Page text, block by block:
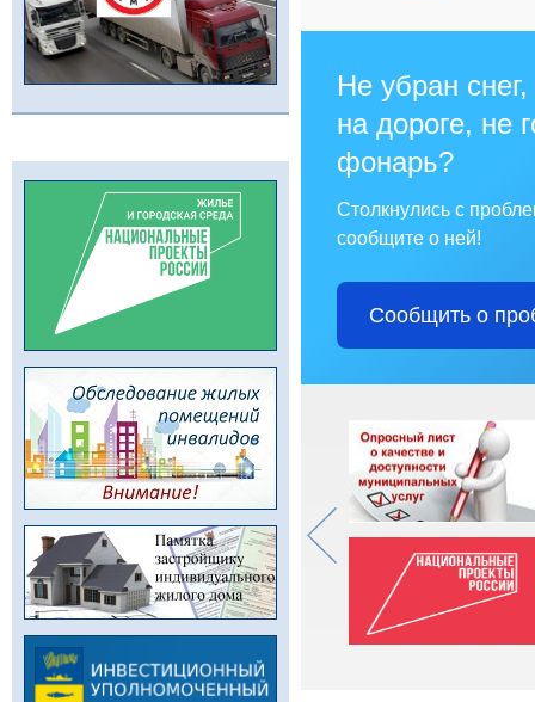
Не убран
на дороге, не
фонарь?
Столкнулись с
сообщите о ней!
Сообщить о